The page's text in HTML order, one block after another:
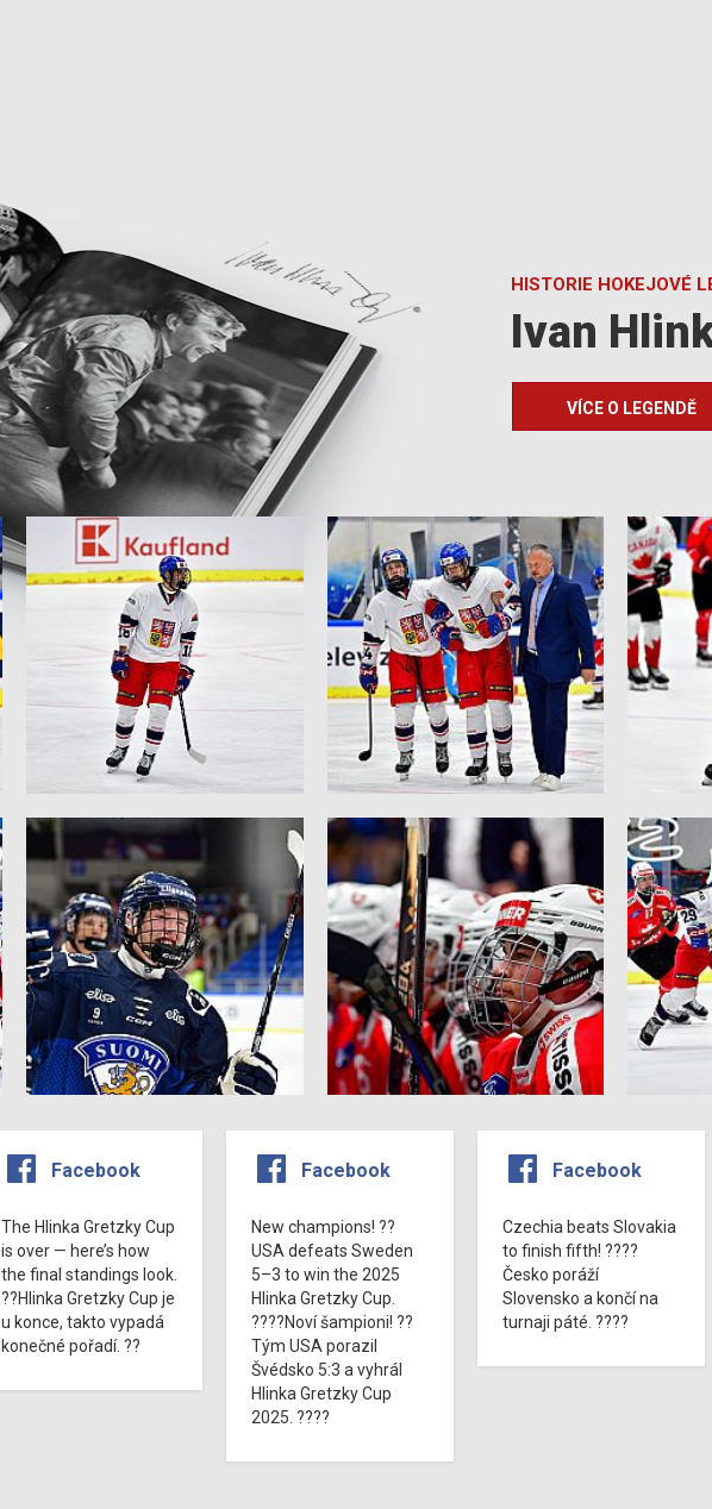
HISTORIE HOKEJOVÉ
Ivan
VÍCE O LEGENDĚ
Facebook
The Hlinka Gretzky Cup
is over — here’s how
the final standings look.
??Hlinka Gretzky Cup je
u konce, takto vypadá
konečné pořadí. ??
Facebook
New champions! ??
USA defeats Sweden
5–3 to win the 2025
Hlinka Gretzky Cup.
????Noví šampioni! ??
Tým USA porazil
Švédsko 5:3 a vyhrál
Hlinka Gretzky Cup
2025. ????
Facebook
Czechia beats Slovakia
to finish fifth! ????
Česko poráží
Slovensko a končí na
turnaji páté. ????